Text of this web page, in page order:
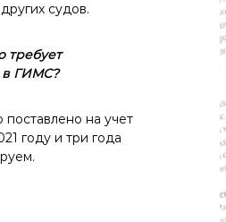
судов.
требует
в ГИМС?
на учет
году и три года